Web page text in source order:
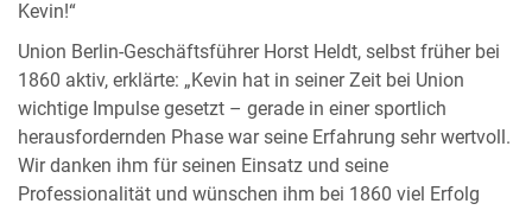
Kevin!“
Union Berlin-Geschäftsführer Horst Heldt, selbst früher bei
1860 aktiv, erklärte: „Kevin hat in seiner Zeit bei Union
wichtige Impulse gesetzt – gerade in einer sportlich
herausfordernden Phase war seine Erfahrung sehr wertvoll.
Wir danken ihm für seinen Einsatz und seine
Professionalität und wünschen ihm bei 1860 viel Erfolg